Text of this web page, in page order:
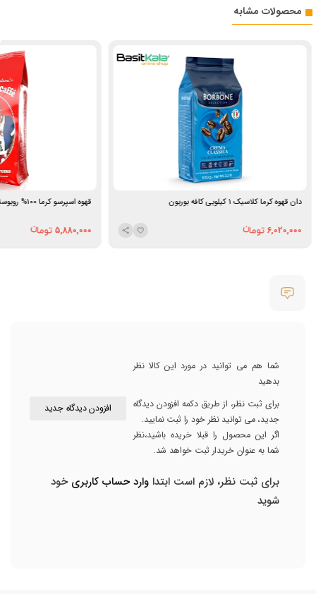
محصولات مشابه
دان قهوه کرما کلاسیک 1 کیلویی کافه بوربون
6,020,000
قهوه اسپرسو کرما 100% روبوستا 1 کیلویی مامیز کافی
5,880,000
شما هم می توانید در مورد این کالا نظر
بدهید
برای ثبت نظر، از طریق دکمه افزودن دیدگاه
جدید، می توانید نظر خود را ثبت نمایید.
اگر این محصول را قبلا خریده باشید،نظر
شما به عنوان خریدار ثبت خواهد شد.
افزودن دیدگاه جدید
برای ثبت نظر، لازم است ابتدا وارد حساب کاربریخود
شوید